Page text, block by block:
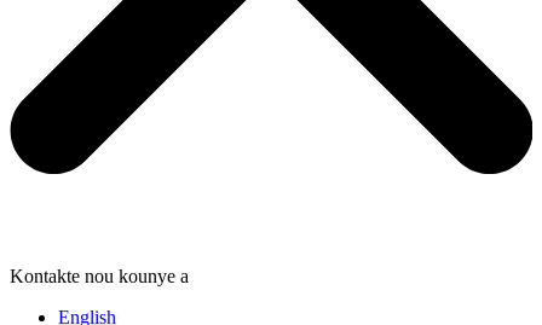
Kontakte nou kounye a
English